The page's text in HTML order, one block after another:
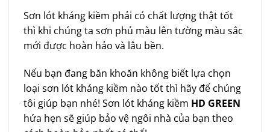
Sơn lót kháng kiềm phải có chất lượng thật tốt
thì khi chúng ta sơn phủ màu lên tường màu sắc
mới được hoàn hảo và lâu bền.
Nếu bạn đang băn khoăn không biết lựa chọn
loại sơn lót kháng kiềm nào tốt thì hãy để chúng
tôi giúp bạn nhé! Sơn lót kháng kiềm HD GREEN
hứa hẹn sẽ giúp bảo vệ ngôi nhà của bạn theo